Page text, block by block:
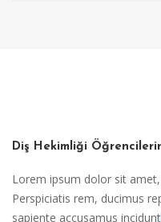
Diş Hekimliği
Lorem ipsum dolor sit
Perspiciatis rem, ducimus
sapiente accusamus